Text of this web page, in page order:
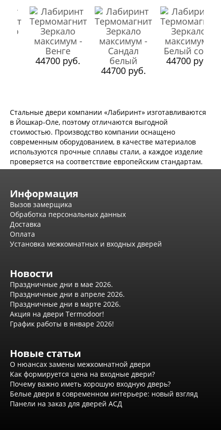
Двери межкомнатные ВФД
Атум ВФД
Атум Про ВФД
Бейсик ВФД
Винтер ВФД
Иннова ВФД
Классик Арт ВФД
Фурнитура
Фурнитура Adden bau
Фурнитура Bussare
Фурнитура Vantage
Фурнитура для раздвижных дверей
Распродажа
Натяжные потолки
Информация
Вызов замерщика
Обработка персональных данных
Доставка
Оплата
Установка межкомнатных и входных дверей
Доставка
Контакты
44700 руб.
44700 руб.
44700 руб.
Стальные двери компании «Лабиринт» изготавливаются
в Йошкар-Оле, поэтому отличаются выгодной
стоимостью. Производство компании оснащено
современным оборудованием, в качестве материалов
используются прочные сплавы стали, а каждое изделие
проверяется на соответствие европейским стандартам.
Информация
Вызов замерщика
Обработка персональных данных
Доставка
Оплата
Установка межкомнатных и входных дверей
Новости
Праздничные дни в мае 2026.
Праздничные дни в апреле 2026.
Праздничные дни в марте 2026.
Акция на двери Termodoor!
График работы в январе 2026!
Новые статьи
О нюансах замены межкомнатной двери
Как формируется цена на входные двери?
Почему важно иметь хорошую входную дверь?
Белые двери в современном интерьере: новый взгляд
Панели на заказ для дверей АСД